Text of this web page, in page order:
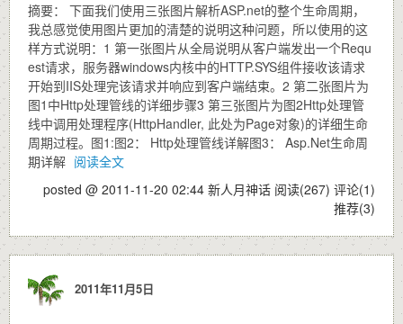
摘要： 下面我们使用三张图片解析ASP.net的整个生命周期，
我总感觉使用图片更加的清楚的说明这种问题，所以使用的这
样方式说明：1 第一张图片从全局说明从客户端发出一个Requ
est请求，服务器windows内核中的HTTP.SYS组件接收该请求
开始到IIS处理完该请求并响应到客户端结束。2 第二张图片为
图1中Http处理管线的详细步骤3 第三张图片为图2Http处理管
线中调用处理程序(HttpHandler, 此处为Page对象)的详细生命
周期过程。图1:图2： Http处理管线详解图3： Asp.Net生命周
期详解 阅读全文
posted @ 2011-11-20 02:44 新人月神话 阅读(267) 评论(1)
推荐(3)
2011年11月5日